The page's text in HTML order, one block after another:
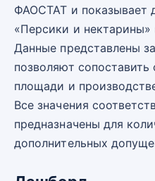
ФАОСТАТ и показывает
«Персики и
Данные представлены
позволяют
площади и
Все значения
предназначены для
дополнительных